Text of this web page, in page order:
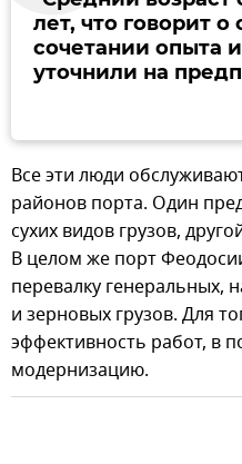
лет, что говорит
сочетании опыта
уточнили на
Все эти люди
районов порта. Один
сухих видов грузов,
В целом же порт
перевалку генеральных,
и зерновых грузов. Для
эффективность работ, в
модернизацию.